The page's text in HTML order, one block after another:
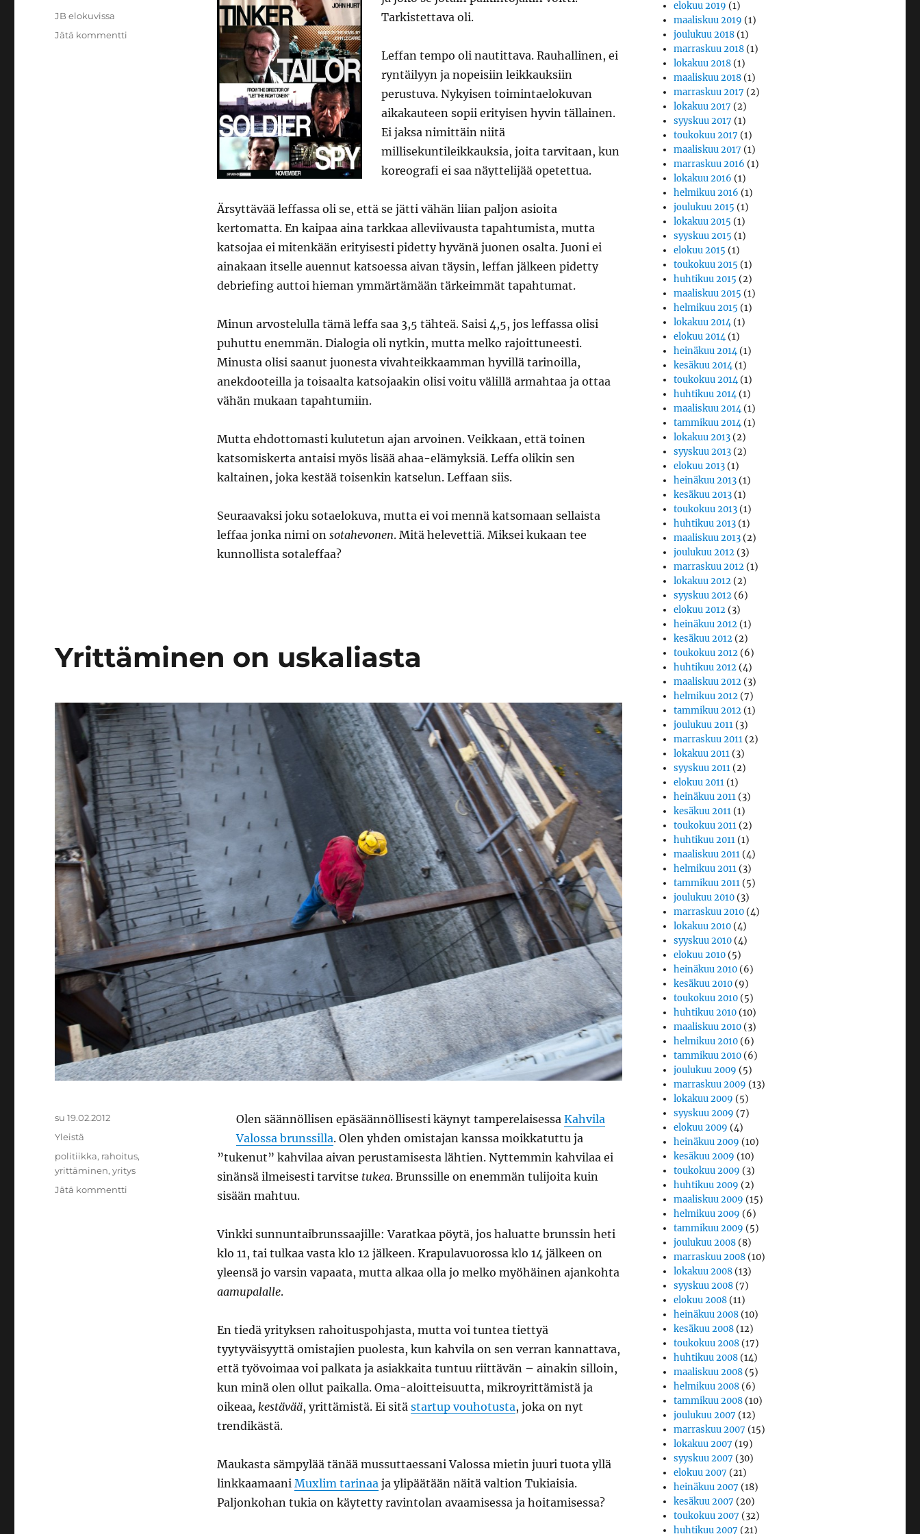
Tarkistettava oli.
Leffan tempo oli nautittava. Rauhallinen, ei
ryntäilyyn ja nopeisiin leikkauksiin
perustuva. Nykyisen toimintaelokuvan
aikakauteen sopii erityisen hyvin tällainen.
Ei jaksa nimittäin niitä
millisekuntileikkauksia, joita tarvitaan, kun
koreografi ei saa näyttelijää opetettua.
Ärsyttävää leffassa oli se, että se jätti vähän liian paljon asioita
kertomatta. En kaipaa aina tarkkaa alleviivausta tapahtumista, mutta
katsojaa ei mitenkään erityisesti pidetty hyvänä juonen osalta. Juoni ei
ainakaan itselle auennut katsoessa aivan täysin, leffan jälkeen pidetty
debriefing auttoi hieman ymmärtämään tärkeimmät tapahtumat.
Minun arvostelulla tämä leffa saa 3,5 tähteä. Saisi 4,5, jos leffassa olisi
puhuttu enemmän. Dialogia oli nytkin, mutta melko rajoittuneesti.
Minusta olisi saanut juonesta vivahteikkaamman hyvillä tarinoilla,
anekdooteilla ja toisaalta katsojaakin olisi voitu välillä armahtaa ja ottaa
vähän mukaan tapahtumiin.
Mutta ehdottomasti kulutetun ajan arvoinen. Veikkaan, että toinen
katsomiskerta antaisi myös lisää ahaa-elämyksiä. Leffa olikin sen
kaltainen, joka kestää toisenkin katselun. Leffaan siis.
Seuraavaksi joku sotaelokuva, mutta ei voi mennä katsomaan sellaista
leffaa jonka nimi on sotahevonen. Mitä helevettiä. Miksei kukaan tee
kunnollista sotaleffaa?
Avainsanat
JB elokuvissa
Jätä kommentti
Yrittäminen on uskaliasta
Olen säännöllisen epäsäännöllisesti käynyt tamperelaisessa Kahvila
Valossa brunssilla. Olen yhden omistajan kanssa moikkatuttu ja
”tukenut” kahvilaa aivan perustamisesta lähtien. Nyttemmin kahvilaa ei
sinänsä ilmeisesti tarvitse tukea. Brunssille on enemmän tulijoita kuin
sisään mahtuu.
Vinkki sunnuntaibrunssaajille: Varatkaa pöytä, jos haluatte brunssin heti
klo 11, tai tulkaa vasta klo 12 jälkeen. Krapulavuorossa klo 14 jälkeen on
yleensä jo varsin vapaata, mutta alkaa olla jo melko myöhäinen ajankohta
aamupalalle.
En tiedä yrityksen rahoituspohjasta, mutta voi tuntea tiettyä
tyytyväisyyttä omistajien puolesta, kun kahvila on sen verran kannattava,
että työvoimaa voi palkata ja asiakkaita tuntuu riittävän – ainakin silloin,
kun minä olen ollut paikalla. Oma-aloitteisuutta, mikroyrittämistä ja
oikeaa, kestävää, yrittämistä. Ei sitä startup vouhotusta, joka on nyt
trendikästä.
Maukasta sämpylää tänää mussuttaessani Valossa mietin juuri tuota yllä
linkkaamaani Muxlim tarinaa ja ylipäätään näitä valtion Tukiaisia.
Paljonkohan tukia on käytetty ravintolan avaamisessa ja hoitamisessa?
Julkaistu
su 19.02.2012
Kategoriat
Yleistä
Avainsanat
politiikka, rahoitus,
yrittäminen,yritys
Jätä kommentti
elokuu 2019 (1)
maaliskuu 2019 (1)
joulukuu 2018 (1)
marraskuu 2018 (1)
lokakuu 2018 (1)
maaliskuu 2018 (1)
marraskuu 2017 (2)
lokakuu 2017 (2)
syyskuu 2017 (1)
toukokuu 2017 (1)
maaliskuu 2017 (1)
marraskuu 2016 (1)
lokakuu 2016 (1)
helmikuu 2016 (1)
joulukuu 2015 (1)
lokakuu 2015 (1)
syyskuu 2015 (1)
elokuu 2015 (1)
toukokuu 2015 (1)
huhtikuu 2015 (2)
maaliskuu 2015 (1)
helmikuu 2015 (1)
lokakuu 2014(1)
elokuu 2014(1)
heinäkuu 2014(1)
kesäkuu 2014(1)
toukokuu 2014(1)
huhtikuu 2014(1)
maaliskuu 2014(1)
tammikuu 2014(1)
lokakuu 2013 (2)
syyskuu 2013 (2)
elokuu 2013 (1)
heinäkuu 2013 (1)
kesäkuu 2013 (1)
toukokuu 2013 (1)
huhtikuu 2013 (1)
maaliskuu 2013 (2)
joulukuu 2012 (3)
marraskuu 2012 (1)
lokakuu 2012 (2)
syyskuu 2012 (6)
elokuu 2012 (3)
heinäkuu 2012 (1)
kesäkuu 2012 (2)
toukokuu 2012 (6)
huhtikuu 2012 (4)
maaliskuu 2012 (3)
helmikuu 2012 (7)
tammikuu 2012 (1)
joulukuu 2011 (3)
marraskuu 2011 (2)
lokakuu 2011 (3)
syyskuu 2011 (2)
elokuu 2011 (1)
heinäkuu 2011 (3)
kesäkuu 2011 (1)
toukokuu 2011 (2)
huhtikuu 2011 (1)
maaliskuu 2011 (4)
helmikuu 2011 (3)
tammikuu 2011 (5)
joulukuu 2010 (3)
marraskuu 2010 (4)
lokakuu 2010 (4)
syyskuu 2010 (4)
elokuu 2010 (5)
heinäkuu 2010 (6)
kesäkuu 2010 (9)
toukokuu 2010 (5)
huhtikuu 2010 (10)
maaliskuu 2010 (3)
helmikuu 2010 (6)
tammikuu 2010 (6)
joulukuu 2009 (5)
marraskuu 2009 (13)
lokakuu 2009 (5)
syyskuu 2009 (7)
elokuu 2009 (4)
heinäkuu 2009 (10)
kesäkuu 2009 (10)
toukokuu 2009 (3)
huhtikuu 2009 (2)
maaliskuu 2009 (15)
helmikuu 2009 (6)
tammikuu 2009 (5)
joulukuu 2008 (8)
marraskuu 2008 (10)
lokakuu 2008 (13)
syyskuu 2008 (7)
elokuu 2008 (11)
heinäkuu 2008 (10)
kesäkuu 2008 (12)
toukokuu 2008 (17)
huhtikuu 2008 (14)
maaliskuu 2008 (5)
helmikuu 2008 (6)
tammikuu 2008 (10)
joulukuu 2007 (12)
marraskuu 2007 (15)
lokakuu 2007 (19)
syyskuu 2007 (30)
elokuu 2007 (21)
heinäkuu 2007 (18)
kesäkuu 2007 (20)
toukokuu 2007 (32)
huhtikuu 2007 (21)